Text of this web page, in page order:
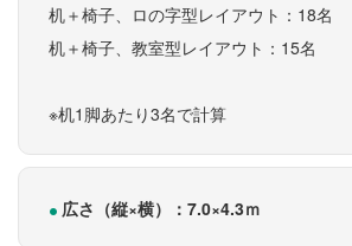
机＋椅子、ロの字型レイアウト：18名
机＋椅子、教室型レイアウト：15名
※机1脚あたり3名で計算
広さ（縦×横）：7.0×4.3ｍ